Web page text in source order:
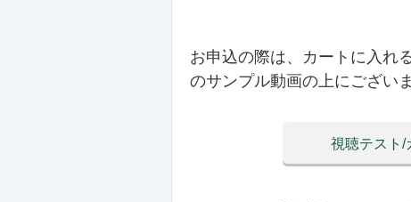
お申込の際は、カートに入れ
のサンプル動画の上にございま
視聴テスト/